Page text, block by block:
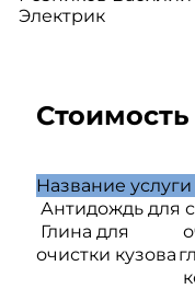
Электрик
Название услуги
Антидождь для
Глина для
очистки кузова